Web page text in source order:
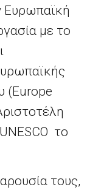
Ευρωπαϊκή
με το
(Europe
το
τους,